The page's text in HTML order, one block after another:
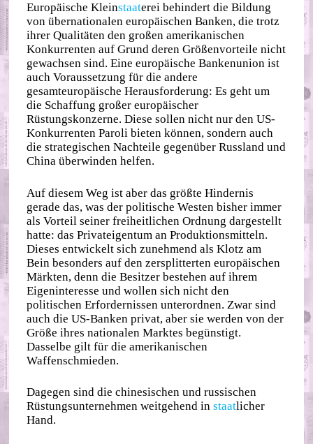
Europäische Kleinstaaterei behindert die Bildung
von übernationalen europäischen Banken, die trotz
ihrer Qualitäten den großen amerikanischen
Konkurrenten auf Grund deren Größenvorteile nicht
gewachsen sind. Eine europäische Bankenunion ist
auch Voraussetzung für die andere
gesamteuropäische Herausforderung: Es geht um
die Schaffung großer europäischer
Rüstungskonzerne. Diese sollen nicht nur den US-
Konkurrenten Paroli bieten können, sondern auch
die strategischen Nachteile gegenüber Russland und
China überwinden helfen.
Auf diesem Weg ist aber das größte Hindernis
gerade das, was der politische Westen bisher immer
als Vorteil seiner freiheitlichen Ordnung dargestellt
hatte: das Privateigentum an Produktionsmitteln.
Dieses entwickelt sich zunehmend als Klotz am
Bein besonders auf den zersplitterten europäischen
Märkten, denn die Besitzer bestehen auf ihrem
Eigeninteresse und wollen sich nicht den
politischen Erfordernissen unterordnen. Zwar sind
auch die US-Banken privat, aber sie werden von der
Größe ihres nationalen Marktes begünstigt.
Dasselbe gilt für die amerikanischen
Waffenschmieden.
Dagegen sind die chinesischen und russischen
Rüstungsunternehmen weitgehend instaatlicher
Hand.